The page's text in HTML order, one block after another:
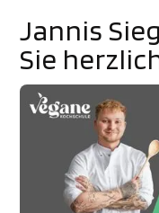
Jannis
Sie